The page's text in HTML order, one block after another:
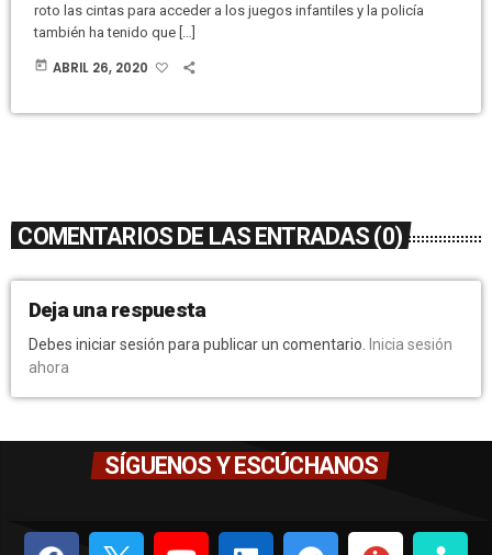
roto las cintas para acceder a los juegos infantiles y la policía
también ha tenido que […]
today ABRIL 26, 2020
COMENTARIOS DE LAS ENTRADAS (0)
Deja una respuesta
Debes iniciar sesión para publicar un comentario.
Inicia sesión
ahora
SÍGUENOS Y ESCÚCHANOS